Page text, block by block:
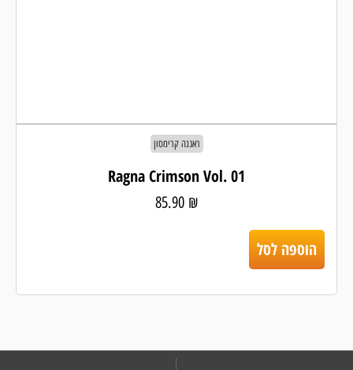
ראגנה קרימסון
Ragna Crimson Vol. 01
85.90 ₪
הוספה לסל